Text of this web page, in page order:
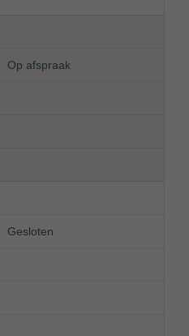
Op afspraak
Gesloten